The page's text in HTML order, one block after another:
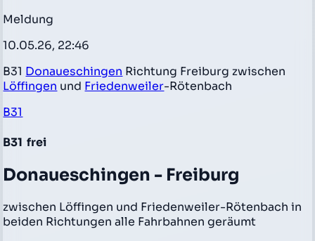
Meldung
10.05.26, 22:46
B31 Donaueschingen Richtung Freiburg zwischen
Löffingen und Friedenweiler-Rötenbach
B31
B31 frei
Donaueschingen - Freiburg
zwischen Löffingen und Friedenweiler-Rötenbach in
beiden Richtungen alle Fahrbahnen geräumt